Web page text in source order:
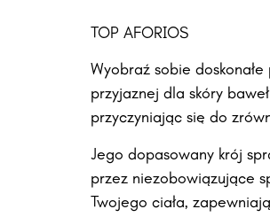
TOP AFORIOS
Wyobraź sobie
przyjaznej dla skóry
przyczyniając się do
Jego dopasowany krój
przez niezobowiązujące
Twojego ciała,